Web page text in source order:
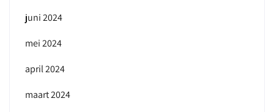
juni 2024
mei 2024
april 2024
maart 2024